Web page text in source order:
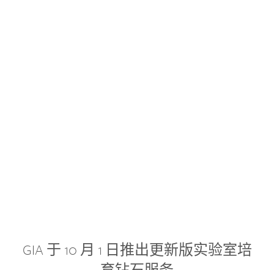
GIA 于 10 月 1 日推出更新版实验室培